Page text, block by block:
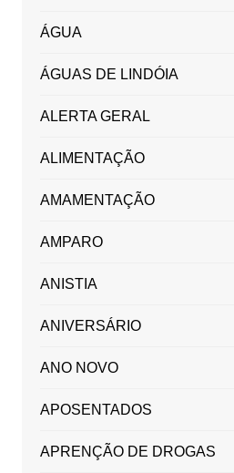
ÁGUA
ÁGUAS DE LINDÓIA
ALERTA GERAL
ALIMENTAÇÃO
AMAMENTAÇÃO
AMPARO
ANISTIA
ANIVERSÁRIO
ANO NOVO
APOSENTADOS
APRENÇÃO DE DROGAS